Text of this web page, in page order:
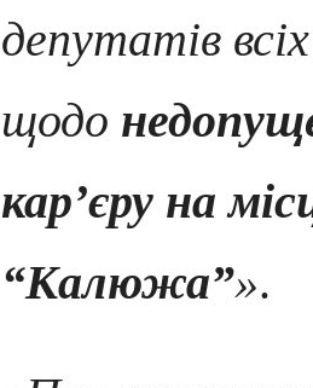
депутатів всіх
щодо
кар’єру на
“Калюжа”».